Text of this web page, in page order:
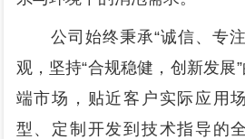
公司始终秉承“诚信、专注
观，坚持“合规稳健，创新发展
端市场，贴近客户实际应用
型、定制开发到技术指导的